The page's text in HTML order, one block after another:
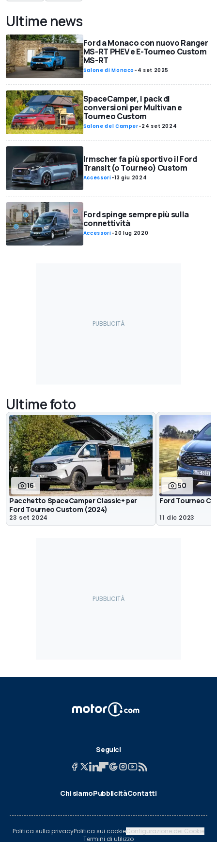
Ultime news
Ford a Monaco con nuovo Ranger
MS-RT PHEV e E-Tourneo Custom
MS-RT
Salone di Monaco - 4 set 2025
SpaceCamper, i pack di
conversioni per Multivan e
Tourneo Custom
Salone del Camper-24 set 2024
Irmscher fa più sportivo il Ford
Transit (o Tourneo) Custom
Accessori-13 giu 2024
Ford spinge sempre più sulla
connettività
Accessori-20 lug 2020
Ultime foto
16
Pacchetto SpaceCamper Classic+ per
Ford Tourneo Custom (2024)
23 set 2024
50
Ford Tourneo
11 dic 2023
Seguici
Chi siamoPubblicitàContatti
Politica sulla privacyPolitica sui cookieConfigurazione dei Cookie
Termini di utilizzo